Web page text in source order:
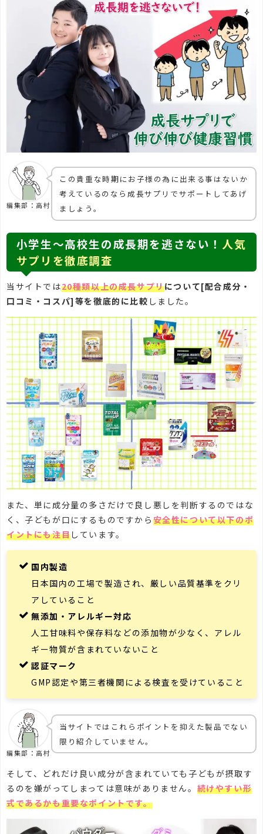
編集部：高村
この貴重な時期にお子様の為に出来る事はないか
考えているのなら成長サプリでサポートしてあげ
ましょう。
小学生～高校生の成長期を逃さない！ 人気
サプリを徹底調査
当サイトでは20種類以上の成長サプリについて[配合成分・
口コミ・コスパ]等を徹底的に比較 しました。
また、単に成分量の多さだけで良し悪しを判断するのではな
く、子どもが口にするものですから 安全性について以下のポ
イントにも注目しています。
国内製造
日本国内の工場で製造され、厳しい品質基準をクリ
アしていること
無添加・アレルギー対応
人工甘味料や保存料などの添加物が少なく、アレル
ギー物質が含まれていないこと
認証マーク
GMP認定や第三者機関による検査を受けていること
編集部：高村
当サイトではこれらポイントを抑えた製品でない
限り紹介していません。
そして、どれだけ良い成分が含まれていても子どもが摂取す
るのを嫌がってしまっては意味がありません。 続けやすい形
式であるかも重要なポイントです。